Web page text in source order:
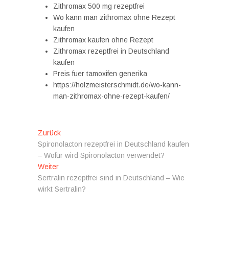
Zithromax 500 mg rezeptfrei
Wo kann man zithromax ohne Rezept
kaufen
Zithromax kaufen ohne Rezept
Zithromax rezeptfrei in Deutschland
kaufen
Preis fuer tamoxifen generika
https://holzmeisterschmidt.de/wo-kann-
man-zithromax-ohne-rezept-kaufen/
Beitragsnavigation
ZurückVorheriger
Beitrag:
Spironolacton rezeptfrei in Deutschland kaufen
– Wofür wird Spironolacton verwendet?
WeiterNächster
Beitrag:
Sertralin rezeptfrei sind in Deutschland – Wie
wirkt Sertralin?